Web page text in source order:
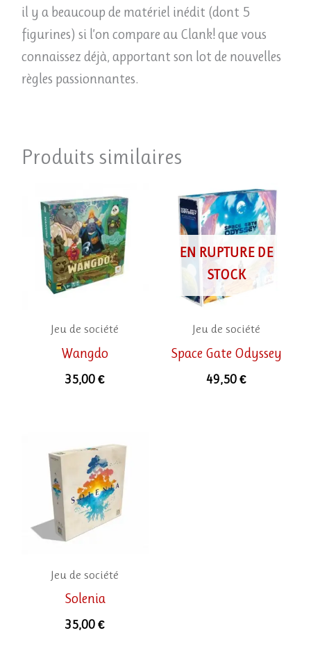
il y a beaucoup de matériel inédit (dont 5
figurines) si l’on compare au Clank! que vous
connaissez déjà, apportant son lot de nouvelles
règles passionnantes.
Produits similaires
Jeu de société
Wangdo
35,00€
EN RUPTURE DE
STOCK
Jeu de société
Space Gate Odyssey
49,50 €
Jeu de société
Solenia
35,00€